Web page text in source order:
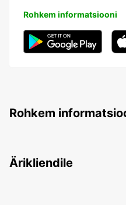
Rohkem informatsiooni
Rohkem
Ärikliendile